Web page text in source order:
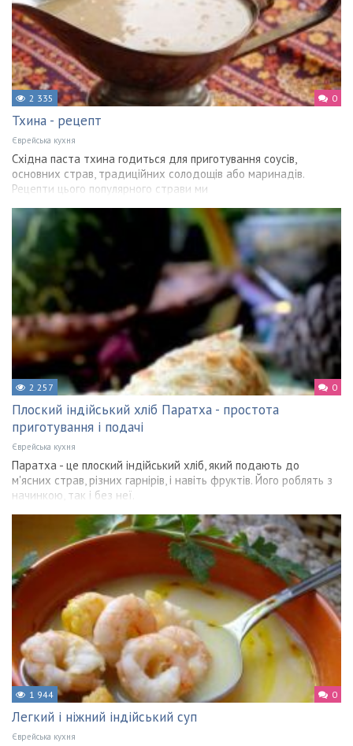
2 335 0
Тхина - рецепт
Єврейська кухня
Східна паста тхина годиться для приготування соусів,
основних страв, традиційних солодощів або маринадів.
Рецепти цього популярного страви ми
2 257 0
Плоский індійський хліб Паратха - простота
приготування і подачі
Єврейська кухня
Паратха - це плоский індійський хліб, який подають до
м'ясних страв, різних гарнірів, і навіть фруктів. Його роблять з
начинкою, так і без неї.
1 944 0
Легкий і ніжний індійський суп
Єврейська кухня